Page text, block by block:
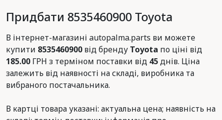
Придбати 8535460900 Toyota
В інтернет-магазині autopalma.parts ви можете
купити 8535460900 від бренду Toyota по ціні від
185.00 ГРН з терміном поставки від 45днів. Ціна
залежить від наявності на складі, виробника та
вибраного постачальника.
В картці товара указані: актуальна цена; наявність на